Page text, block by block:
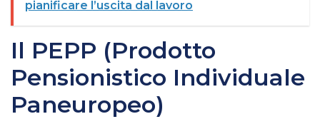
pianificare l’uscita dal lavoro
Il PEPP (Prodotto
Pensionistico Individuale
Paneuropeo)